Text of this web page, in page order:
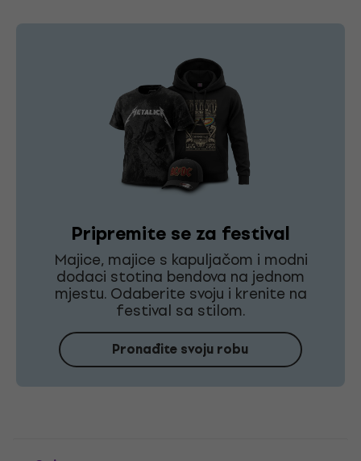
Pripremite se za festival
Majice, majice s kapuljačom i modni
dodaci stotina bendova na jednom
mjestu. Odaberite svoju i krenite na
festival sa stilom.
Pronađite svoju robu